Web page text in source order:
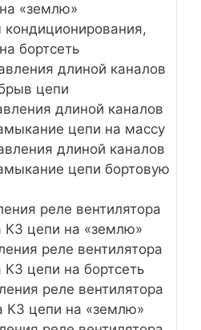
«землю»
бортсеть
длиной каналов
цепи
длиной каналов
цепи на массу
длиной каналов
цепи бортовую
реле вентилятора
КЗ цепи на «землю»
реле вентилятора
цепи на бортсеть
реле вентилятора
КЗ цепи на «землю»